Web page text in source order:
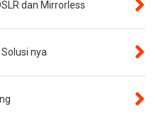
dan Mirrorless
nya